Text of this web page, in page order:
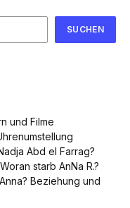
SUCHEN
und Filme
Abd el Farrag?
starb AnNa R.?
Beziehung und